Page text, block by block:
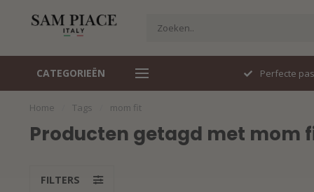
CATEGORIEËN
Snel geleverd Perfecte
Home Tags mom fit
Producten getagd met mom
FILTERS